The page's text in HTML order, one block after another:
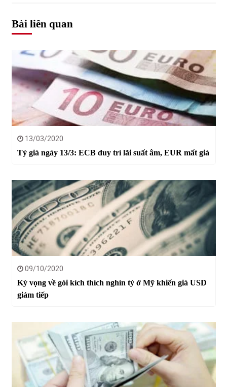
Bài liên quan
13/03/2020
Tỷ giá ngày 13/3: ECB duy trì lãi suất âm, EUR mất giá
09/10/2020
Kỳ vọng về gói kích thích nghìn tỷ ở Mỹ khiến giá USD
giảm tiếp